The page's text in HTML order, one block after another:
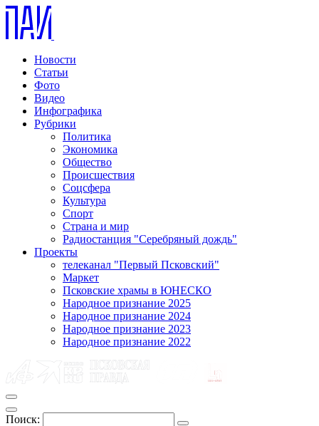
Новости
Статьи
Фото
Видео
Инфографика
Рубрики
Политика
Экономика
Общество
Происшествия
Соцсфера
Культура
Спорт
Страна и мир
Радиостанция "Серебряный дождь"
Проекты
телеканал "Первый Псковский"
Маркет
Псковские храмы в ЮНЕСКО
Народное признание 2025
Народное признание 2024
Народное признание 2023
Народное признание 2022
Поиск: